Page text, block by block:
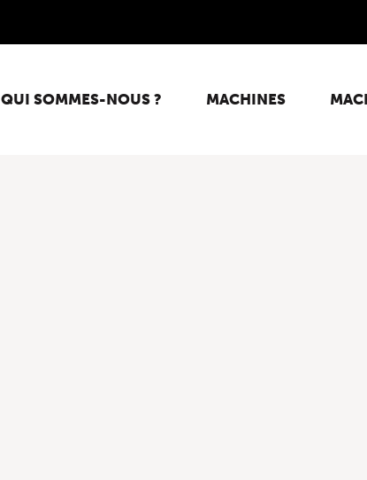
QUI SOMMES-NOUS ? MACHINES